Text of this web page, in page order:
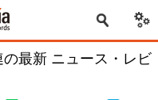
最新 ニュース・レビ